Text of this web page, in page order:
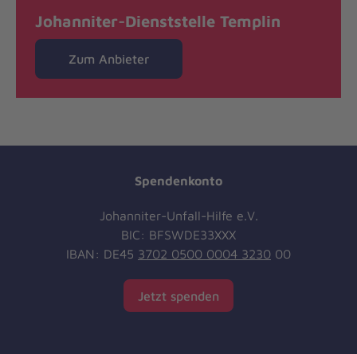
Johanniter-Dienststelle Templin
Zum Anbieter
Spendenkonto
Johanniter-Unfall-Hilfe e.V.
BIC: BFSWDE33XXX
IBAN: DE45 3702 0500 0004 3230 00
Jetzt spenden